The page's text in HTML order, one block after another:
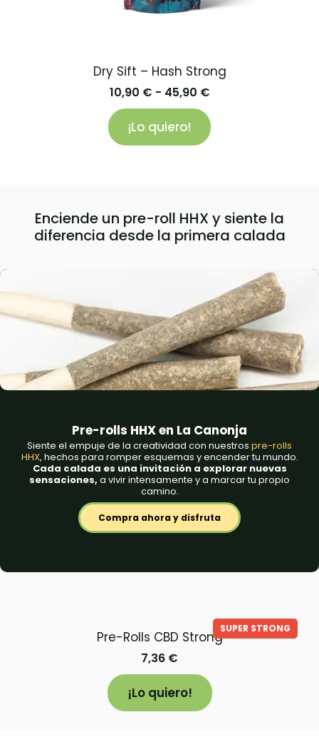
Dry Sift – Hash Strong
10,90 € - 45,90 €
¡Lo quiero!
Enciende un pre-roll HHX y siente la
diferencia desde la primera calada
Pre-rolls HHX en La Canonja
Siente el empuje de la creatividad con nuestros pre-rolls
HHX, hechos para romper esquemas y encender tu mundo.
Cada calada es una invitación a explorar nuevas
sensaciones, a vivir intensamente y a marcar tu propio
camino.
Compra ahora y disfruta
SUPER STRONG
Pre-Rolls CBD Strong
7,36 €
¡Lo quiero!